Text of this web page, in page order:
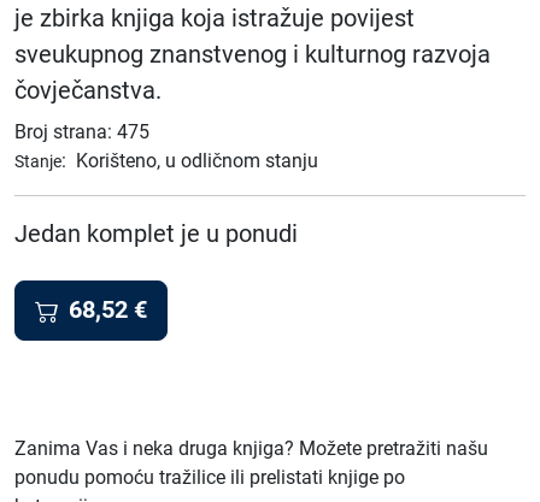
je zbirka knjiga koja istražuje povijest
sveukupnog znanstvenog i kulturnog razvoja
čovječanstva.
Broj strana: 475
Stanje: Korišteno, u odličnom stanju
Jedan komplet je u ponudi
68,52 €
Zanima Vas i neka druga knjiga? Možete pretražiti našu
ponudu pomoću tražilice ili prelistati knjige po